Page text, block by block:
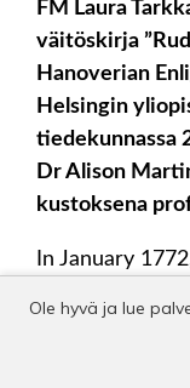
Ole hyvä ja lue